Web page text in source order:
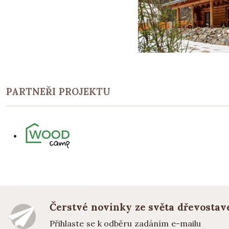
PARTNEŘI PROJEKTU
Čerstvé novinky ze světa
Přihlaste se k odběru zadáním e-mailu